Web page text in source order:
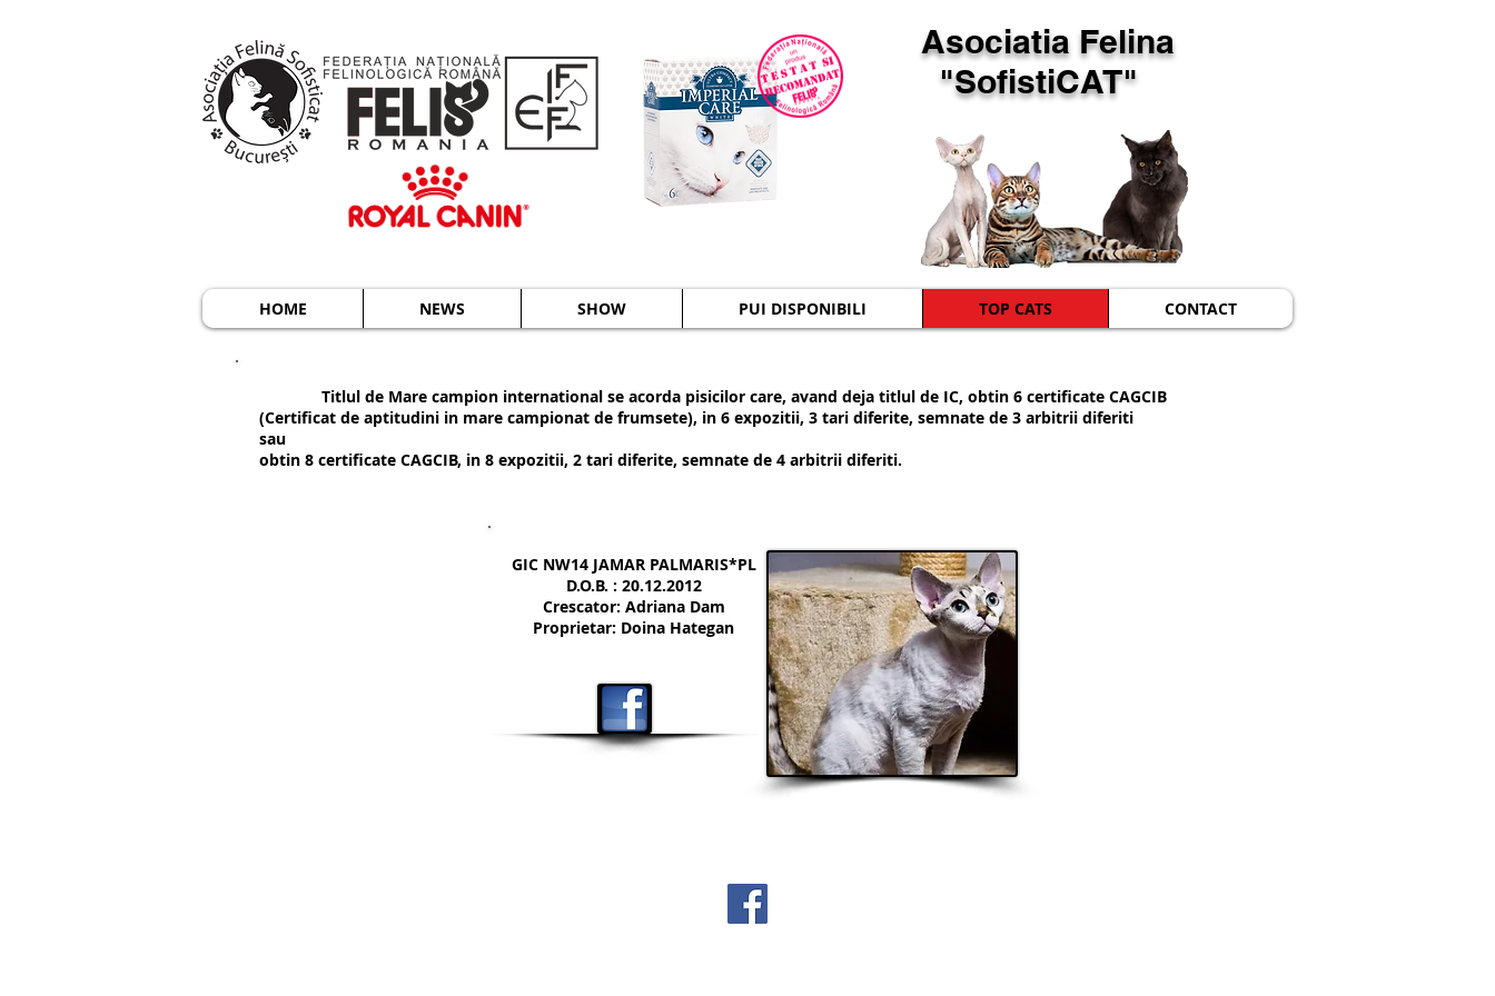
Asociatia Felina
"SofistiCAT"
Titlul de Mare campion international se acorda pisicilor care, avand deja titlul de IC, obtin 6 certificate CAGCIB
(Certificat de aptitudini in mare campionat de frumsete), in 6 expozitii, 3 tari diferite, semnate de 3 arbitrii diferiti
sau
obtin 8 certificate CAGCIB, in 8 expozitii, 2 tari diferite, semnate de 4 arbitrii diferiti.
GIC NW14 JAMAR PALMARIS*PL
D.O.B. : 20.12.2012
Crescator: Adriana Dam
Proprietar: Doina Hategan
HOME NEWS SHOW PUI DISPONIBILI TOP CATS CONTACT